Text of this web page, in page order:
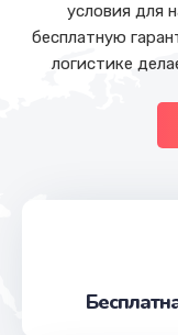
условия для
бесплатную
логистике